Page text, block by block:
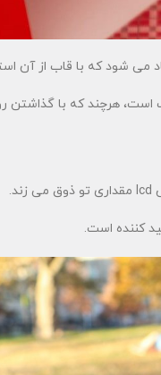
شود که با قاب از آن
است، هرچند که با گذاشتن